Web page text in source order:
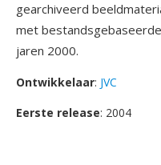
gearchiveerd
met
jaren 2000.
Ontwikkelaar: JVC
Eerste release: 2004